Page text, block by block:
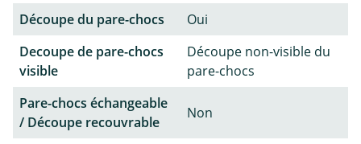
Découpe du pare-chocs
Oui
Decoupe de pare-chocs
visible
Découpe non-visible du
pare-chocs
Pare-chocs échangeable
/ Découpe recouvrable
Non